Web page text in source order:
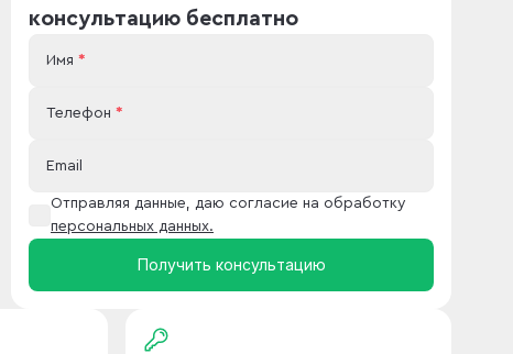
консультацию бесплатно
Имя *
Телефон *
Email
Отправляя данные, даю согласие на обработку
персональных данных.
Получить консультацию